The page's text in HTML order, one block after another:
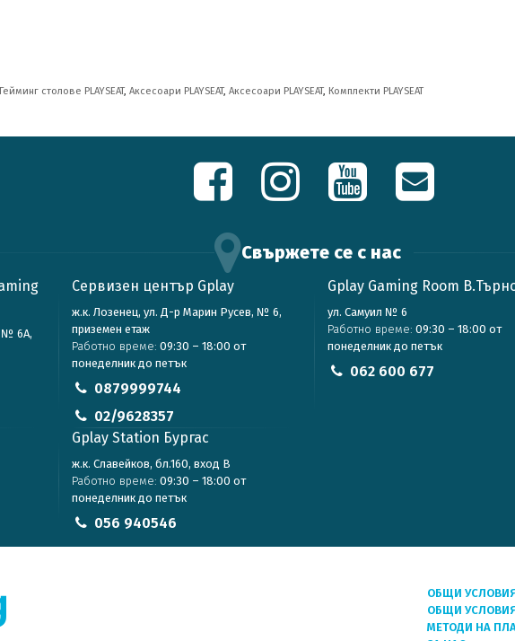
Гейминг столове PLAYSEAT, Аксесоари PLAYSEAT, Аксесоари PLAYSEAT, Комплекти PLAYSEAT
Свържете се с нас
№ 6А,
Сервизен център Gplay
ж.к. Лозенец, ул. Д-р Марин Русев, № 6,
приземен етаж
Работно време: 09:30 – 18:00 от
понеделник до петък
0879999744
02/9628357
Gplay Gaming Room
ул. Самуил № 6
Работно време: 09:30 – 18:00 от
понеделник до петък
062 600 677
Gplay Station Бургас
ж.к. Славейков, бл.160, вход В
Работно време: 09:30 – 18:00 от
понеделник до петък
056 940546
ОБЩИ
ОБЩИ
МЕТОДИ НА